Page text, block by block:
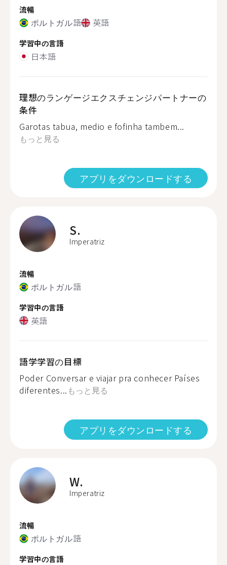
流暢
ポルトガル語 英語
学習中の言語
日本語
理想のランゲージエクスチェンジパートナーの
条件
Garotas tabua, medio e fofinha tambem...
もっと見る
アプリをダウンロードする
S.
Imperatriz
流暢
ポルトガル語
学習中の言語
英語
語学学習の目標
Poder Conversar e viajar pra conhecer Países
diferentes... もっと見る
アプリをダウンロードする
W.
Imperatriz
流暢
ポルトガル語
学習中の言語